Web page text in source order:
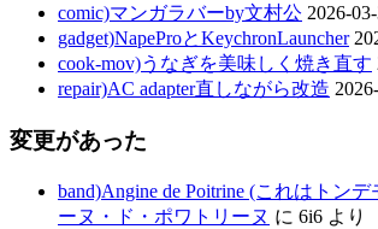
comic)マンガラバーby文村公 2026-03-
gadget)NapeProとKeychronLauncher
cook-mov)うなぎを美味しく焼き直す
repair)AC adapter直しながら改造
変更があった
band)Angine de Poitrine (これはトン
ーヌ・ド・ポワトリーヌ に 6i6 より